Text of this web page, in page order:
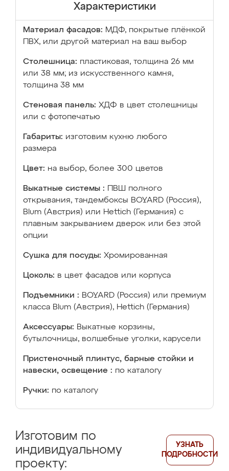
Характеристики
Материал фасадов: МДФ, покрытые плёнкой
ПВХ, или другой материал на ваш выбор
Столешница: пластиковая, толщина 26 мм
или 38 мм; из искусственного камня,
толщина 38 мм
Стеновая панель: ХДФ в цвет столешницы
или с фотопечатью
Габариты: изготовим кухню любого
размера
Цвет: на выбор, более 300 цветов
Выкатные системы :
ПВШ полного
открывания, тандембоксы BOYARD (Россия),
Blum (Австрия) или Hettich (Германия) с
плавным закрыванием дверок или без этой
опции
Сушка для посуды: Хромированная
Цоколь: в цвет фасадов или корпуса
Подъемники : BOYARD (Россия) или премиум
класса Blum (Австрия), Hettich (Германия)
Аксессуары: Выкатные корзины,
бутылочницы, волшебные уголки, карусели
Пристеночный плинтус, барные стойки и
навески, освещение : по каталогу
Ручки: по каталогу
Изготовим по
индивидуальному
проекту:
УЗНАТЬ
ПОДРОБНОСТИ